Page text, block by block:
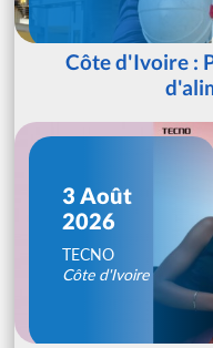
Côte d'Ivoire :
3 Août
2026
TECNO
Côte d'Ivoire